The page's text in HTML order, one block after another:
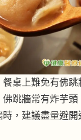
桌上難免有佛跳
跳牆常有炸芋頭
，建議盡量避